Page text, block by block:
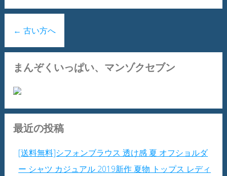
← 古い方へ
まんぞくいっぱい、マンゾクセブン
最近の投稿
[送料無料]シフォンブラウス 透け感 夏 オフショルダ
ー シャツ カジュアル 2019新作 夏物 トップス レディ